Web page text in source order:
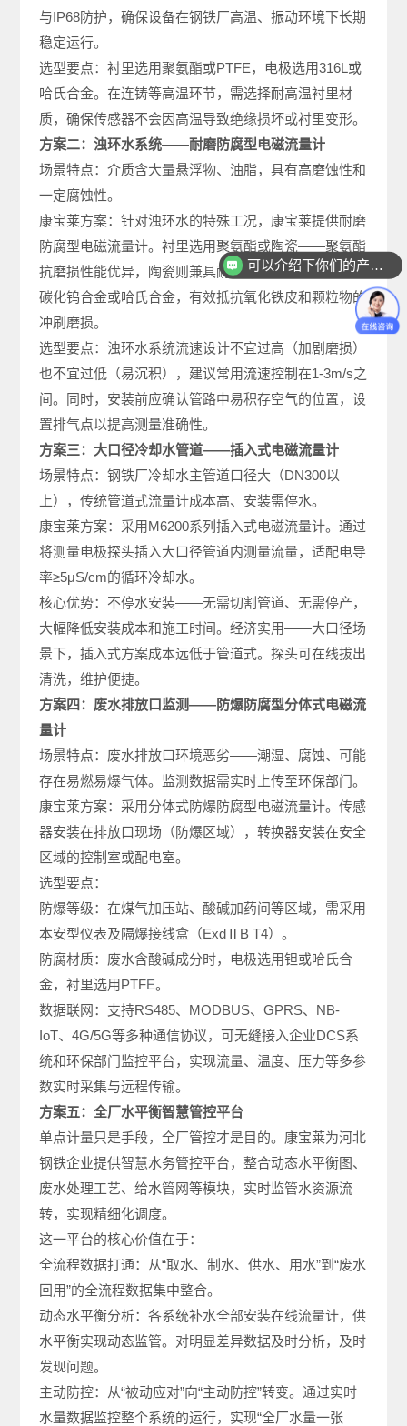
与IP68防护，确保设备在钢铁厂高温、振动环境下长期
稳定运行。
选型要点：衬里选用聚氨酯或PTFE，电极选用316L或
哈氏合金。在连铸等高温环节，需选择耐高温衬里材
质，确保传感器不会因高温导致绝缘损坏或衬里变形。
方案二：浊环水系统——耐磨防腐型电磁流量计
场景特点：介质含大量悬浮物、油脂，具有高磨蚀性和
一定腐蚀性。
康宝莱方案：针对浊环水的特殊工况，康宝莱提供耐磨
防腐型电磁流量计。衬里选用聚氨酯或陶瓷——聚氨酯
抗磨损性能优异，陶瓷则兼具耐磨与耐腐蚀。电极选用
碳化钨合金或哈氏合金，有效抵抗氧化铁皮和颗粒物的
冲刷磨损。
选型要点：浊环水系统流速设计不宜过高（加剧磨损）
也不宜过低（易沉积），建议常用流速控制在1-3m/s之
间。同时，安装前应确认管路中易积存空气的位置，设
置排气点以提高测量准确性。
方案三：大口径冷却水管道——插入式电磁流量计
场景特点：钢铁厂冷却水主管道口径大（DN300以
上），传统管道式流量计成本高、安装需停水。
康宝莱方案：采用M6200系列插入式电磁流量计。通过
将测量电极探头插入大口径管道内测量流量，适配电导
率≥5μS/cm的循环冷却水。
核心优势：不停水安装——无需切割管道、无需停产，
大幅降低安装成本和施工时间。经济实用——大口径场
景下，插入式方案成本远低于管道式。探头可在线拔出
清洗，维护便捷。
方案四：废水排放口监测——防爆防腐型分体式电磁流
量计
场景特点：废水排放口环境恶劣——潮湿、腐蚀、可能
存在易燃易爆气体。监测数据需实时上传至环保部门。
康宝莱方案：采用分体式防爆防腐型电磁流量计。传感
器安装在排放口现场（防爆区域），转换器安装在安全
区域的控制室或配电室。
选型要点：
防爆等级：在煤气加压站、酸碱加药间等区域，需采用
本安型仪表及隔爆接线盒（ExdⅡB T4）。
防腐材质：废水含酸碱成分时，电极选用钽或哈氏合
金，衬里选用PTFE。
数据联网：支持RS485、MODBUS、GPRS、NB-
IoT、4G/5G等多种通信协议，可无缝接入企业DCS系
统和环保部门监控平台，实现流量、温度、压力等多参
数实时采集与远程传输。
方案五：全厂水平衡智慧管控平台
单点计量只是手段，全厂管控才是目的。康宝莱为河北
钢铁企业提供智慧水务管控平台，整合动态水平衡图、
废水处理工艺、给水管网等模块，实时监管水资源流
转，实现精细化调度。
这一平台的核心价值在于：
全流程数据打通：从“取水、制水、供水、用水”到“废水
回用”的全流程数据集中整合。
动态水平衡分析：各系统补水全部安装在线流量计，供
水平衡实现动态监管。对明显差异数据及时分析，及时
发现问题。
主动防控：从“被动应对”向“主动防控”转变。通过实时
水量数据监控整个系统的运行，实现“全厂水量一张
可以介绍下你们的产品么